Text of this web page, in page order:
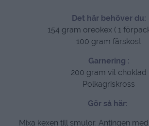
Det här behöver du:
154 gram oreokex ( 1
100 gram färskost
Garnering :
200 gram vit choklad
Polkagriskross
Gör så här:
Mixa kexen till smulor. Antingen